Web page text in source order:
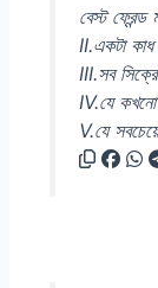
বেস্ট
II.একটা কাধ
III.সব
IV.যে কখনো
V.যে